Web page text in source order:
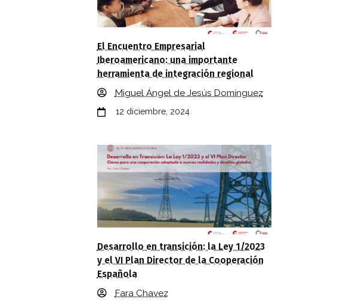
El Encuentro Empresarial
Iberoamericano: una importante
herramienta de integración regional
Miguel Ángel de Jesús Domínguez
12 diciembre, 2024
Desarrollo en transición: la Ley 1/2023
y el VI Plan Director de la Cooperación
Española
Fara Chavez